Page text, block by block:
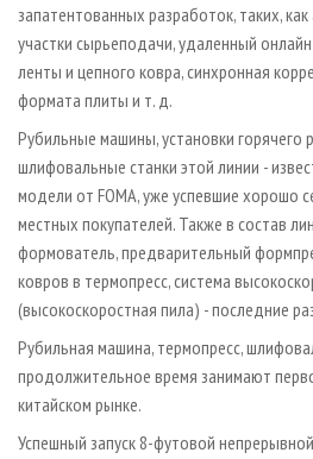
запатентованных разработок, таких,
участки сырьеподачи, удаленный
ленты и цепного ковра, синхронная
формата плиты и т. д.
Рубильные машины, установки горячего
шлифовальные станки этой линии -
модели от FOMA, уже успевшие хорошо
местных покупателей. Также в состав
формователь, предварительный
ковров в термопресс, система
(высокоскоростная пила) - последние
Рубильная машина, термопресс,
продолжительное время занимают
китайском рынке.
Успешный запуск 8-­футовой